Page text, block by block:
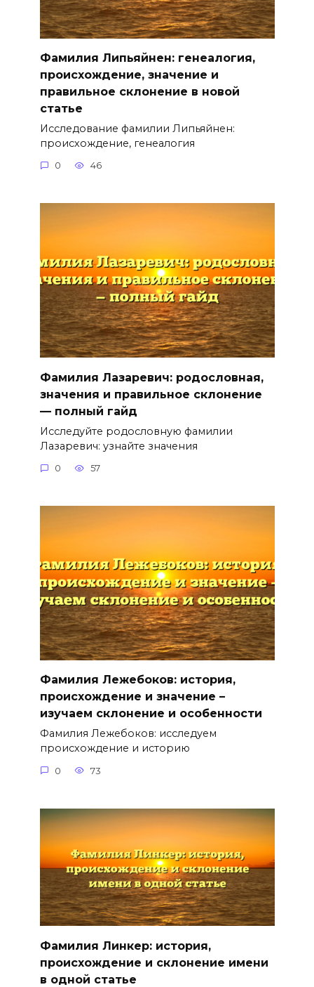
Фамилия Липьяйнен: генеалогия,
происхождение, значение и
правильное склонение в новой
статье
Исследование фамилии Липьяйнен:
происхождение, генеалогия
0 46
Фамилия Лазаревич: родословная,
значения и правильное склонение
— полный гайд
Исследуйте родословную фамилии
Лазаревич: узнайте значения
0 57
Фамилия Лежебоков: история,
происхождение и значение –
изучаем склонение и особенности
Фамилия Лежебоков: исследуем
происхождение и историю
0 73
Фамилия Линкер: история,
происхождение и склонение имени
в одной статье